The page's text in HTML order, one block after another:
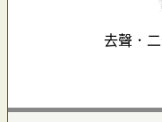
去聲．